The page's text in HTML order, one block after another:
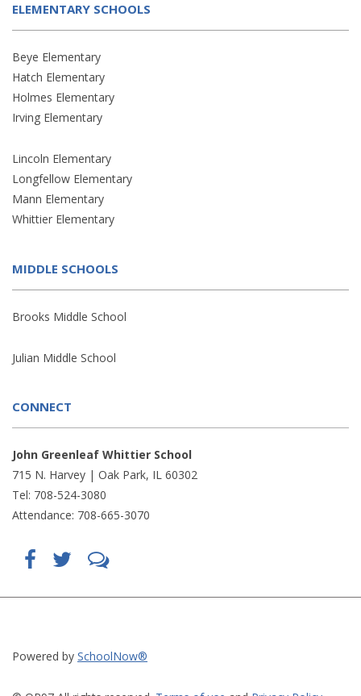
ELEMENTARY SCHOOLS
Beye Elementary
Hatch Elementary
Holmes Elementary
Irving Elementary
Lincoln Elementary
Longfellow Elementary
Mann Elementary
Whittier Elementary
MIDDLE SCHOOLS
Brooks Middle School
Julian Middle School
CONNECT
John Greenleaf Whittier School
715 N. Harvey | Oak Park, IL 60302
Tel: 708-524-3080
Attendance: 708-665-3070
Find
(opens
in
Follow
(opens
in
new
(opens
window)
Powered by SchoolNow®